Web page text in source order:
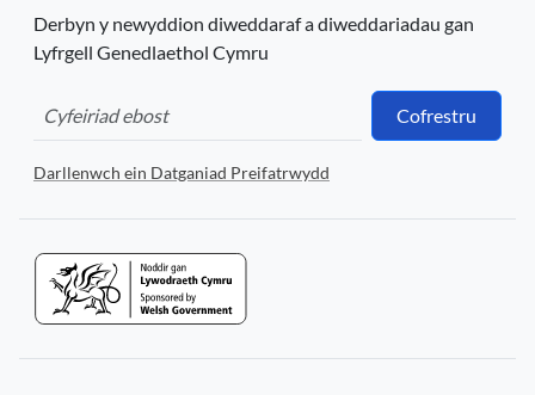
Derbyn y newyddion diweddaraf a diweddariadau gan
Lyfrgell Genedlaethol Cymru
Cofrestru
Darllenwch ein Datganiad Preifatrwydd